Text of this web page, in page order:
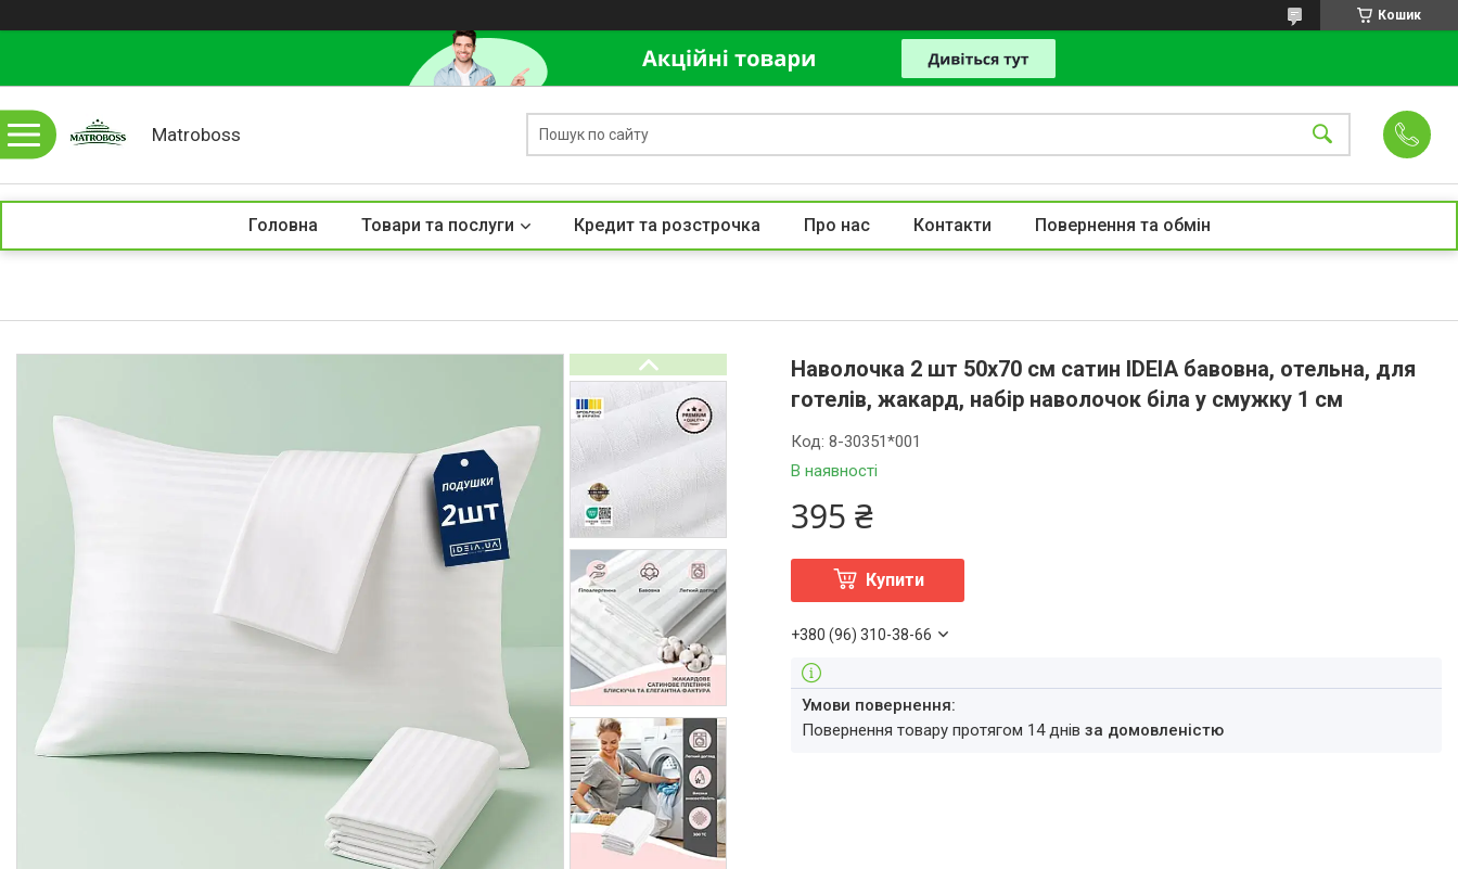
Кошик
Matroboss
Головна Товари та послуги Кредит та розстрочка Про нас Контакти Повернення та обмін
Наволочка 2 шт 50х70 см сатин IDEIA бавовна, отельна, для
готелів, жакард, набір наволочок біла у смужку 1 см
В наявності
Код:8-30351*001
395 ₴
Купити
+380 (96) 310-38-66
повернення товару протягом 14 днівза домовленістю